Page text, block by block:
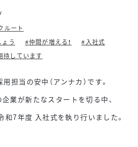
ルート
う
#仲間が増える！
#入社式
待しています
担当の安中（アンナカ）です。
業が新たなスタートを切る中、
和7年度 入社式を執り行いました。